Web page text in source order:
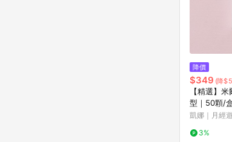
降價
$349 (降
【精選】
型｜50顆/
凱娜｜月經
3%